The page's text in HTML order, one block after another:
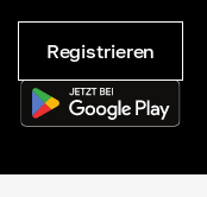
Registrieren